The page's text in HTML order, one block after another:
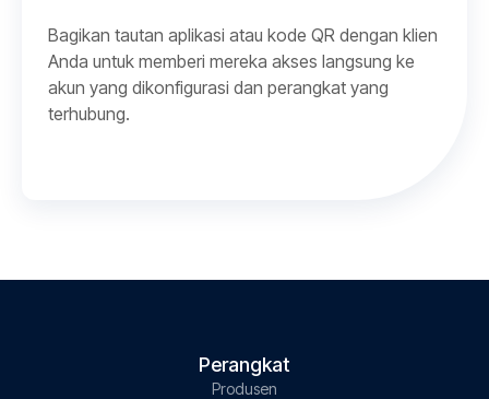
Bagikan tautan aplikasi atau kode QR dengan klien
Anda untuk memberi mereka akses langsung ke
akun yang dikonfigurasi dan perangkat yang
terhubung.
Perangkat
Produsen